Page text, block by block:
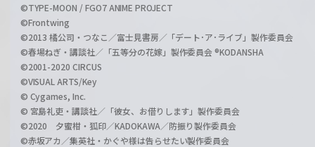
©TYPE-MOON / FGO7 ANIME PROJECT
©Frontwing
©2013 橘公司・つなこ／富士見書房／「デート･ア･ライブ」製作委員会
©春場ねぎ・講談社／「五等分の花嫁」製作委員会 ®KODANSHA
©2001-2020 CIRCUS
©VISUAL ARTS/Key
© Cygames, Inc.
© 宮島礼吏・講談社／「彼女、お借りします」製作委員会
©2020 夕蜜柑・狐印／KADOKAWA／防振り製作委員会
©赤坂アカ／集英社・かぐや様は告らせたい製作委員会